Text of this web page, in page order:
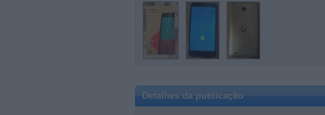
Detalhes da publicação